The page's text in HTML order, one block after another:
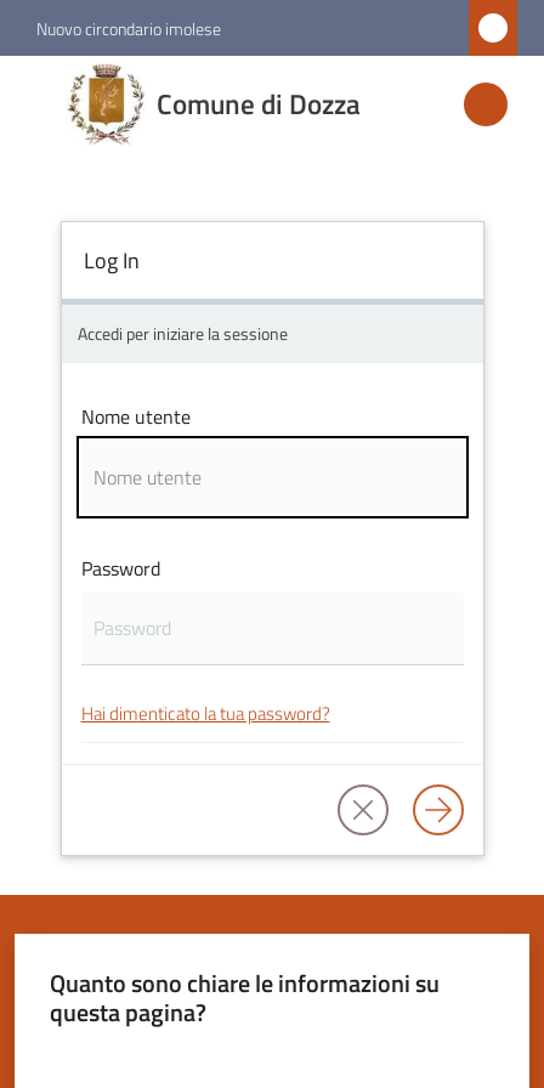
Vai al contenuto
Vai alla navigazione
Vai al footer
Nuovo circondario imolese
Comune di Dozza
Comune
di
Dozza
Amministrazione
Novità
Servizi
Servizi
argomenti
Seguici
Log In
Accedi per iniziare la sessione
Nome utente
Password
Hai dimenticato la tua password?
Quanto sono chiare le informazioni su
questa pagina?